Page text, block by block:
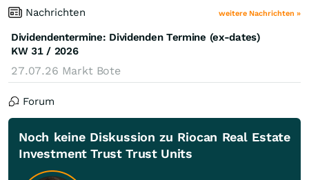
Nachrichten weitere Nachrichten »
Dividendentermine: Dividenden Termine (ex-dates)
KW 31 / 2026
27.07.26 Markt Bote
Forum
Noch keine Diskussion zu Riocan Real Estate
Investment Trust Trust Units